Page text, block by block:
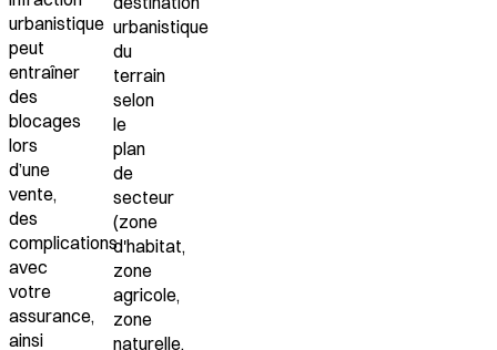
urbanistique
peut
entraîner
des
blocages
lors
d’une
vente,
des
complications
avec
votre
assurance,
ainsi
urbanistique
du
terrain
selon
le
plan
de
secteur
(zone
d'habitat,
zone
agricole,
zone
naturelle,